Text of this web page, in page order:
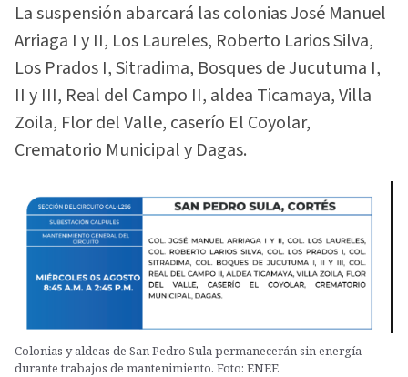
La suspensión abarcará las colonias José Manuel
Arriaga I y II, Los Laureles, Roberto Larios Silva,
Los Prados I, Sitradima, Bosques de Jucutuma I,
II y III, Real del Campo II, aldea Ticamaya, Villa
Zoila, Flor del Valle, caserío El Coyolar,
Crematorio Municipal y Dagas.
Colonias y aldeas de San Pedro Sula permanecerán sin energía
durante trabajos de mantenimiento. Foto: ENEE